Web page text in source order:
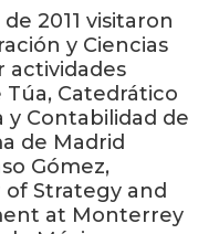
La
2011 visitaron
y Ciencias
actividades
Catedrático
y Contabilidad de
de Madrid
Gómez,
Strategy and
at Monterrey